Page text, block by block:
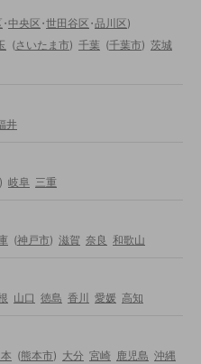
・中央区・世田谷区・品川区)
(さいたま市) 千葉 (千葉市) 茨城
井
) 岐阜 三重
(神戸市) 滋賀 奈良 和歌山
山口 徳島 香川 愛媛 高知
(熊本市) 大分 宮崎 鹿児島 沖縄